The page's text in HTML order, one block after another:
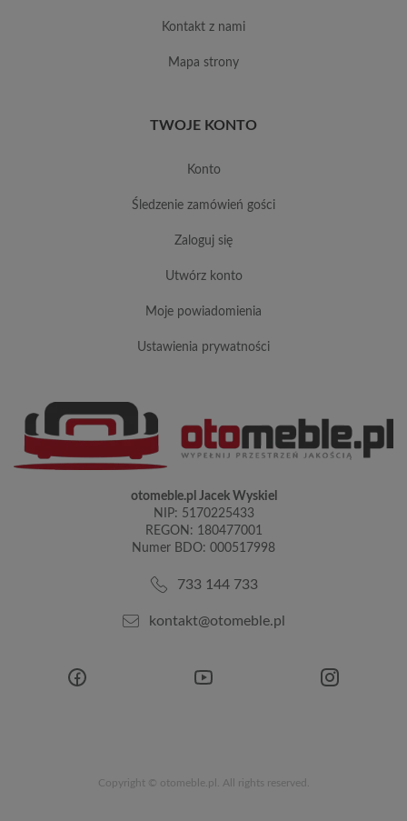
kontakt z nami
mapa strony
TWOJE KONTO
konto
śledzenie zamówień gości
zaloguj się
utwórz konto
moje powiadomienia
ustawienia prywatności
otomeble.pl Jacek Wyskiel
NIP: 5170225433
REGON: 180477001
Numer BDO: 000517998
733 144 733
kontakt@otomeble.pl
Copyright © otomeble.pl. All rights reserved.